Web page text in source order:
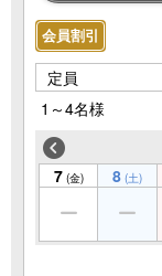
会員割引
定員
1～4名様
7 (金) 8 (土)